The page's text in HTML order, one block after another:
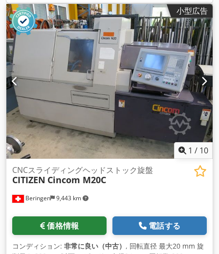
小型広告
1 / 10
Beringen 9,443 km
CNCスライディングヘッドストック旋盤
CITIZEN Cincom M20C
価格情報 電話する
コンディション: 非常に良い（中古） , 回転直径 最大20 mm 旋